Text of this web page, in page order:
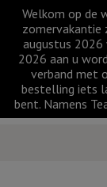
Welkom op de
zomervakantie
augustus
2026 aan u
verband met
bestelling iets
bent. Namens